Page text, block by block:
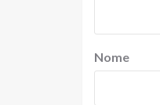
Nome